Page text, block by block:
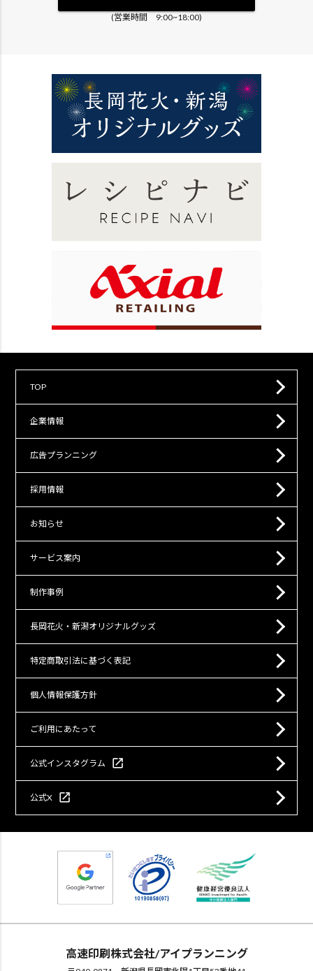
(営業時間 9:00~18:00)
TOP
企業情報
広告プランニング
採用情報
お知らせ
サービス案内
制作事例
長岡花火・新潟オリジナルグッズ
特定商取引法に基づく表記
個人情報保護方針
ご利用にあたって
公式インスタグラム open_in_new
公式X open_in_new
高速印刷株式会社/アイプランニング